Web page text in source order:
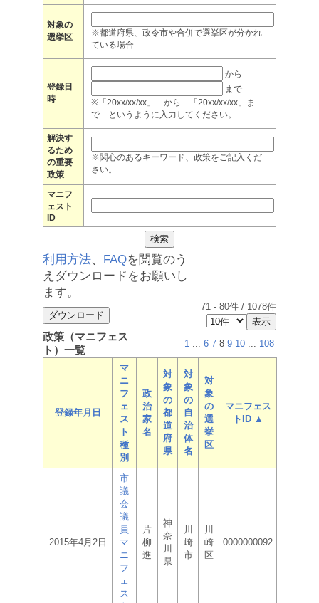
対象の
選挙区
※都道府県、政令市や合併で選挙区が分かれ
ている場合
登録日
時
から
まで
※「20xx/xx/xx」 から 「20xx/xx/xx」ま
で というように入力してください。
解決す
るため
の重要
政策
※関心のあるキーワード、政策をご記入くだ
さい。
マニフ
ェスト
ID
利用方法、 FAQを閲覧のう
えダウンロードをお願いし
ます。
71 - 80件 / 1078件
政策（マニフェス
ト）一覧
1 ... 6 7 8 9 10 ... 108
登録年月日
マ
ニ
フ
ェ
ス
ト
種
別
政
治
家
名
対
象
の
都
道
府
県
対
象
の
自
治
体
名
対
象
の
選
挙
区
マニフェス
トID ▲
2015年4月2日
市
議
会
議
員
マ
ニ
フ
ェ
ス
片
柳
進
神
奈
川
県
川
崎
市
川
崎
区
0000000092